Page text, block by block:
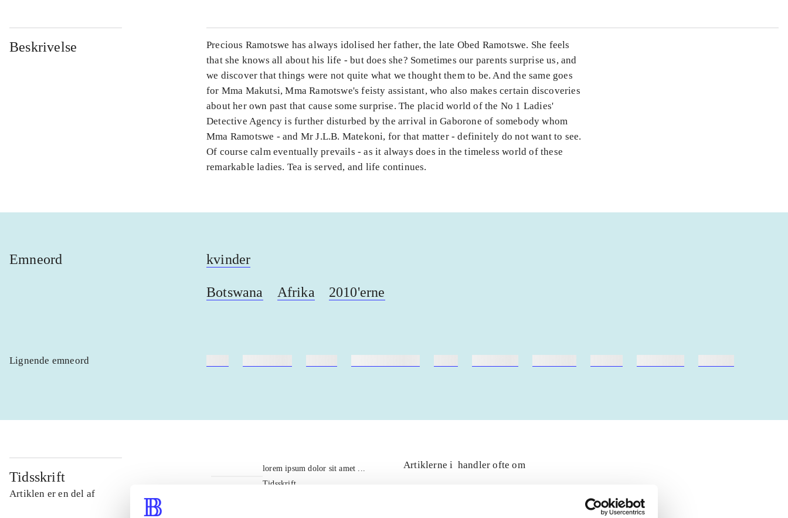
Beskrivelse
Precious Ramotswe has always idolised her father, the late Obed Ramotswe. She feels
that she knows all about his life - but does she? Sometimes our parents surprise us, and
we discover that things were not quite what we thought them to be. And the same goes
for Mma Makutsi, Mma Ramotswe's feisty assistant, who also makes certain discoveries
about her own past that cause some surprise. The placid world of the No 1 Ladies'
Detective Agency is further disturbed by the arrival in Gaborone of somebody whom
Mma Ramotswe - and Mr J.L.B. Matekoni, for that matter - definitely do not want to see.
Of course calm eventually prevails - as it always does in the timeless world of these
remarkable ladies. Tea is served, and life continues.
Emneord kvinder
Botswana Afrika 2010'erne
Lignende emneord
Tidsskrift
Artiklen er en del af
lorem ipsum dolor sit amet ...
Tidsskrift
Artiklerne i handler ofte om